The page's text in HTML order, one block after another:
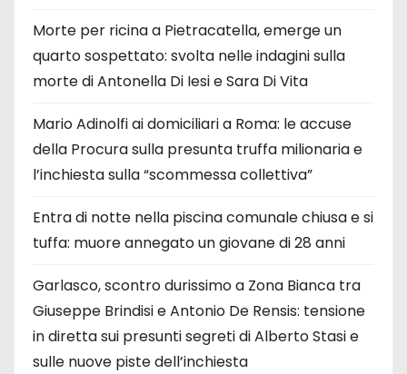
Morte per ricina a Pietracatella, emerge un
quarto sospettato: svolta nelle indagini sulla
morte di Antonella Di Iesi e Sara Di Vita
Mario Adinolfi ai domiciliari a Roma: le accuse
della Procura sulla presunta truffa milionaria e
l’inchiesta sulla “scommessa collettiva”
Entra di notte nella piscina comunale chiusa e si
tuffa: muore annegato un giovane di 28 anni
Garlasco, scontro durissimo a Zona Bianca tra
Giuseppe Brindisi e Antonio De Rensis: tensione
in diretta sui presunti segreti di Alberto Stasi e
sulle nuove piste dell’inchiesta